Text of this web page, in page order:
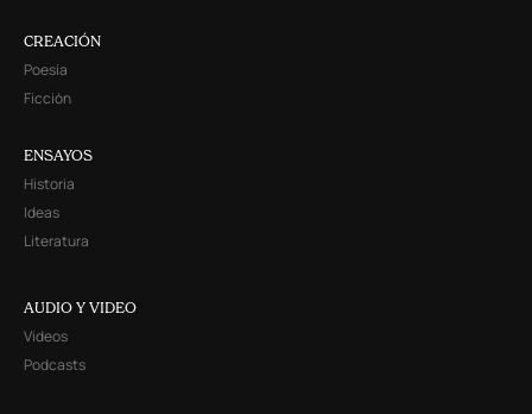
CREACIÓN
Poesía
Ficción
ENSAYOS
Historia
Ideas
Literatura
AUDIO Y VIDEO
Videos
Podcasts